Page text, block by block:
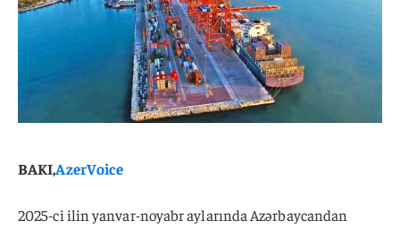
BAKI,AzerVoice
2025-ci ilin yanvar-noyabr aylarında Azərbaycandan